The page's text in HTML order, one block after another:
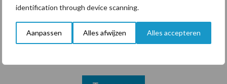
identification through device scanning.
Aanpassen Alles afwijzen Alles accepteren
Mastitis Hittestress